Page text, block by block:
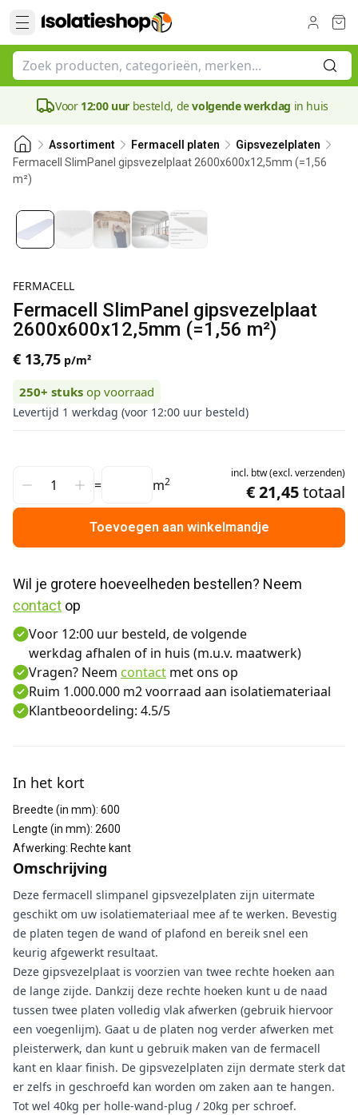
Voor 12:00 uur besteld, devolgende werkdag in huis
Assortiment Fermacell platen
Gipsvezelplaten
Fermacell SlimPanel gipsvezelplaat 2600x600x12,5mm (=1,56
m²)
FERMACELL
Fermacell SlimPanel gipsvezelplaat
2600x600x12,5mm (=1,56 m²)
€ 13,75 p/m²
250+ stuks op voorraad
Levertijd 1 werkdag (voor 12:00 uur besteld)
= m2
incl. btw(excl.verzenden)
€ 21,45totaal
Toevoegen aan winkelmandje
contact op
Voor 12:00 uur besteld, de volgende
werkdag afhalen of in huis (m.u.v. maatwerk)
Vragen? Neem contact met ons op
Ruim 1.000.000 m2 voorraad aan isolatiemateriaal
Klantbeoordeling: 4.5/5
In het kort
Breedte (in mm): 600
Lengte (in mm): 2600
Afwerking: Rechte kant
Omschrijving
Deze fermacell slimpanel gipsvezelplaten zijn uitermate
geschikt om uw isolatiemateriaal mee af te werken. Bevestig
de platen tegen de wand of plafond en bereik snel een
keurig afgewerkt resultaat.
Deze gipsvezelplaat is voorzien van twee rechte hoeken aan
de lange zijde. Dankzij deze rechte hoeken kunt u de naad
tussen twee platen volledig vlak afwerken (gebruik hiervoor
een voegenlijm). Gaat u de platen nog verder afwerken met
pleisterwerk, dan kunt u gebruik maken van de fermacell
kant en klaar finish. De gipsvezelplaten zijn dermate sterk dat
er zelfs in geschroefd kan worden om zaken aan te hangen.
Tot wel 40kg per holle-wand-plug / 20kg per schroef.